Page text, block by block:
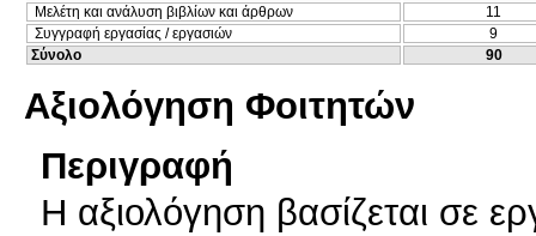
Μελέτη και ανάλυση βιβλίων και άρθρων
11
Συγγραφή εργασίας / εργασιών
9
Σύνολο
90
Αξιολόγηση Φοιτητών
Περιγραφή
Η αξιολόγηση βασίζεται σε